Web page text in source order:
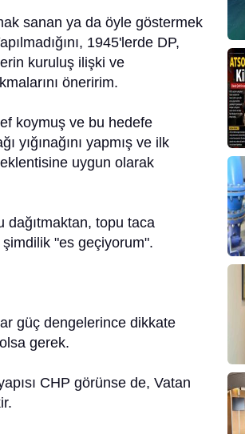
sanan ya da öyle göstermek
1945'lerde DP,
kuruluş ilişki ve
öneririm.
koymuş ve bu hedefe
yığınağını yapmış ve ilk
uygun olarak
topu taca
"es geçiyorum".
güç dengelerince dikkate
gerek.
CHP görünse de, Vatan